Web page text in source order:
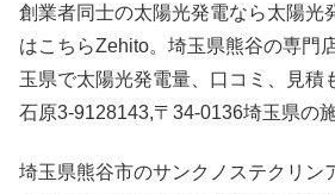
創業者同士の太陽光発電なら太陽光
はこちらZehito。埼玉県熊谷の専門
玉県で太陽光発電量、口コミ、見積
石原3-9128143,〒34-0136埼玉県の
埼玉県熊谷市のサンクノステクリン